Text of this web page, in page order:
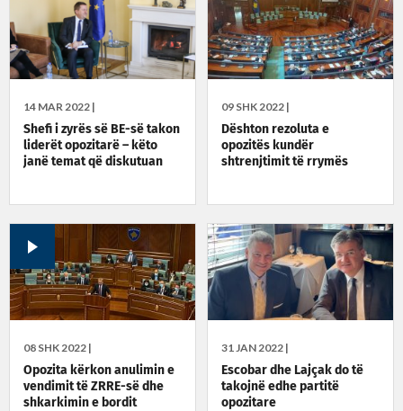
14 MAR 2022 |
Shefi i zyrës së BE-së takon
liderët opozitarë – këto
janë temat që diskutuan
09 SHK 2022 |
Dështon rezoluta e
opozitës kundër
shtrenjtimit të rrymës
08 SHK 2022 |
Opozita kërkon anulimin e
vendimit të ZRRE-së dhe
shkarkimin e bordit
31 JAN 2022 |
Escobar dhe Lajçak do të
takojnë edhe partitë
opozitare